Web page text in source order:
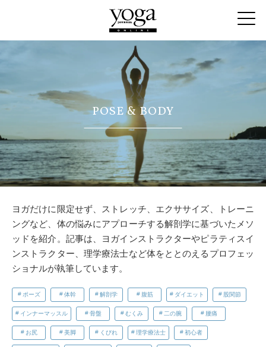
POSE & BODY
ヨガだけに限定せず、ストレッチ、エクササイズ、トレーニ
ングなど、体の悩みにアプローチする解剖学に基づいたメソ
ッドを紹介。記事は、ヨガインストラクターやピラティスイ
ンストラクター、理学療法士など体をととのえるプロフェッ
ショナルが執筆しています。
ポーズ 体幹 解剖学 腹筋 ダイエット 股関節
インナーマッスル 骨盤 むくみ 二の腕 腰痛
お尻 美脚 くびれ 理学療法士 初心者